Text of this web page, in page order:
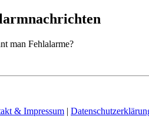
man Fehlalarme?
& Impressum |